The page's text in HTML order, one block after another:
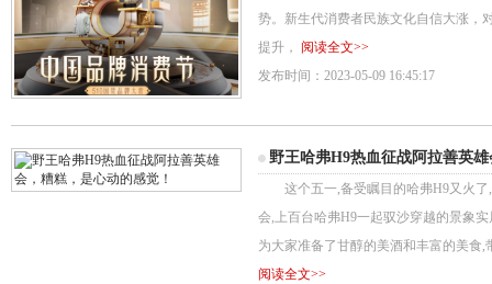
势。新生代消费者民族文化自信大涨，
提升， 阅读全文>>
发布时间：2023-05-09 16:45:17
野王哈弗H9热血征战阿拉善英
这个五一,备受瞩目的哈弗H9又火了,
会,上百台哈弗H9一起驭沙穿越的景象
为大家准备了甘醇的美酒和丰富的美食
阅读全文>>